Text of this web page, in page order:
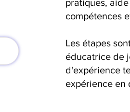
pratiques,
compétences
Les étapes
éducatrice de
d'expérience
expérience en